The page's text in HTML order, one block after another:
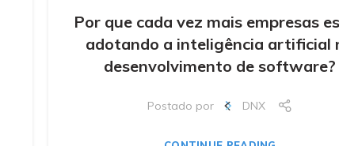
Por que cada vez mais empresas
adotando a inteligência artificial
desenvolvimento de software?
Postado por DNX